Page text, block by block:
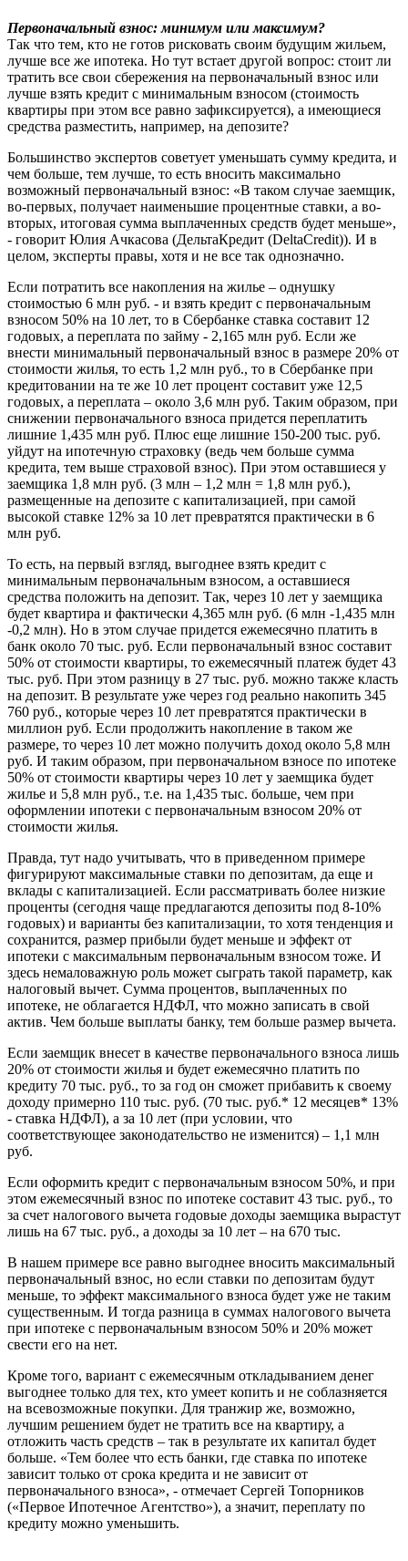
Первоначальный взнос: минимум или максимум?
Так что тем, кто не готов рисковать своим будущим жильем,
лучше все же ипотека. Но тут встает другой вопрос: стоит ли
тратить все свои сбережения на первоначальный взнос или
лучше взять кредит с минимальным взносом (стоимость
квартиры при этом все равно зафиксируется), а имеющиеся
средства разместить, например, на депозите?
Большинство экспертов советует уменьшать сумму кредита, и
чем больше, тем лучше, то есть вносить максимально
возможный первоначальный взнос: «В таком случае заемщик,
во-первых, получает наименьшие процентные ставки, а во-
вторых, итоговая сумма выплаченных средств будет меньше»,
- говорит Юлия Ачкасова (ДельтаКредит (DeltaCredit)). И в
целом, эксперты правы, хотя и не все так однозначно.
Если потратить все накопления на жилье – однушку
стоимостью 6 млн руб. - и взять кредит с первоначальным
взносом 50% на 10 лет, то в Сбербанке ставка составит 12
годовых, а переплата по займу - 2,165 млн руб. Если же
внести минимальный первоначальный взнос в размере 20% от
стоимости жилья, то есть 1,2 млн руб., то в Сбербанке при
кредитовании на те же 10 лет процент составит уже 12,5
годовых, а переплата – около 3,6 млн руб. Таким образом, при
снижении первоначального взноса придется переплатить
лишние 1,435 млн руб. Плюс еще лишние 150-200 тыс. руб.
уйдут на ипотечную страховку (ведь чем больше сумма
кредита, тем выше страховой взнос). При этом оставшиеся у
заемщика 1,8 млн руб. (3 млн – 1,2 млн = 1,8 млн руб.),
размещенные на депозите с капитализацией, при самой
высокой ставке 12% за 10 лет превратятся практически в 6
млн руб.
То есть, на первый взгляд, выгоднее взять кредит с
минимальным первоначальным взносом, а оставшиеся
средства положить на депозит. Так, через 10 лет у заемщика
будет квартира и фактически 4,365 млн руб. (6 млн -1,435 млн
-0,2 млн). Но в этом случае придется ежемесячно платить в
банк около 70 тыс. руб. Если первоначальный взнос составит
50% от стоимости квартиры, то ежемесячный платеж будет 43
тыс. руб. При этом разницу в 27 тыс. руб. можно также класть
на депозит. В результате уже через год реально накопить 345
760 руб., которые через 10 лет превратятся практически в
миллион руб. Если продолжить накопление в таком же
размере, то через 10 лет можно получить доход около 5,8 млн
руб. И таким образом, при первоначальном взносе по ипотеке
50% от стоимости квартиры через 10 лет у заемщика будет
жилье и 5,8 млн руб., т.е. на 1,435 тыс. больше, чем при
оформлении ипотеки с первоначальным взносом 20% от
стоимости жилья.
Правда, тут надо учитывать, что в приведенном примере
фигурируют максимальные ставки по депозитам, да еще и
вклады с капитализацией. Если рассматривать более низкие
проценты (сегодня чаще предлагаются депозиты под 8-10%
годовых) и варианты без капитализации, то хотя тенденция и
сохранится, размер прибыли будет меньше и эффект от
ипотеки с максимальным первоначальным взносом тоже. И
здесь немаловажную роль может сыграть такой параметр, как
налоговый вычет. Сумма процентов, выплаченных по
ипотеке, не облагается НДФЛ, что можно записать в свой
актив. Чем больше выплаты банку, тем больше размер вычета.
Если заемщик внесет в качестве первоначального взноса лишь
20% от стоимости жилья и будет ежемесячно платить по
кредиту 70 тыс. руб., то за год он сможет прибавить к своему
доходу примерно 110 тыс. руб. (70 тыс. руб.* 12 месяцев* 13%
- ставка НДФЛ), а за 10 лет (при условии, что
соответствующее законодательство не изменится) – 1,1 млн
руб.
Если оформить кредит с первоначальным взносом 50%, и при
этом ежемесячный взнос по ипотеке составит 43 тыс. руб., то
за счет налогового вычета годовые доходы заемщика вырастут
лишь на 67 тыс. руб., а доходы за 10 лет – на 670 тыс.
В нашем примере все равно выгоднее вносить максимальный
первоначальный взнос, но если ставки по депозитам будут
меньше, то эффект максимального взноса будет уже не таким
существенным. И тогда разница в суммах налогового вычета
при ипотеке с первоначальным взносом 50% и 20% может
свести его на нет.
Кроме того, вариант с ежемесячным откладыванием денег
выгоднее только для тех, кто умеет копить и не соблазняется
на всевозможные покупки. Для транжир же, возможно,
лучшим решением будет не тратить все на квартиру, а
отложить часть средств – так в результате их капитал будет
больше. «Тем более что есть банки, где ставка по ипотеке
зависит только от срока кредита и не зависит от
первоначального взноса», - отмечает Сергей Топорников
(«Первое Ипотечное Агентство»), а значит, переплату по
кредиту можно уменьшить.